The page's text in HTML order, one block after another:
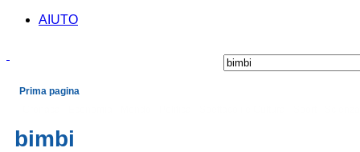
AIUTO
Prima pagina
bimbi